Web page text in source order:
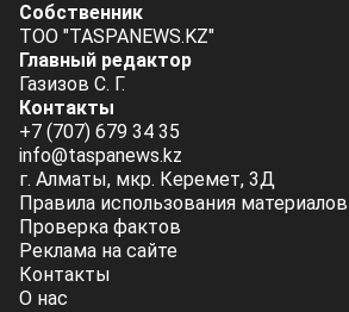
Собственник
ТОО "TASPANEWS.KZ"
Главный редактор
Газизов С. Г.
Контакты
+7 (707) 679 34 35
info@taspanews.kz
г. Алматы, мкр. Керемет, 3Д
Правила использования материалов
Проверка фактов
Реклама на сайте
Контакты
О нас